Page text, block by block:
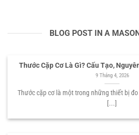
BLOG POST IN A
Thước Cặp Cơ Là Gì? Cấu Tạo,
9 Tháng 4, 2026
Thước cặp cơ là một trong những thiết bị
[...]